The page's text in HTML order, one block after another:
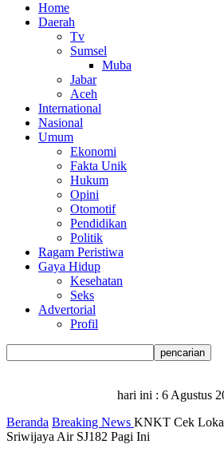
Home
Daerah
Tv
Sumsel
Muba
Jabar
Aceh
International
Nasional
Umum
Ekonomi
Fakta Unik
Hukum
Opini
Otomotif
Pendidikan
Politik
Ragam Peristiwa
Gaya Hidup
Kesehatan
Seks
Advertorial
Profil
hari ini : 6 Agustus
Beranda Breaking News KNKT Cek
Sriwijaya Air SJ182 Pagi Ini